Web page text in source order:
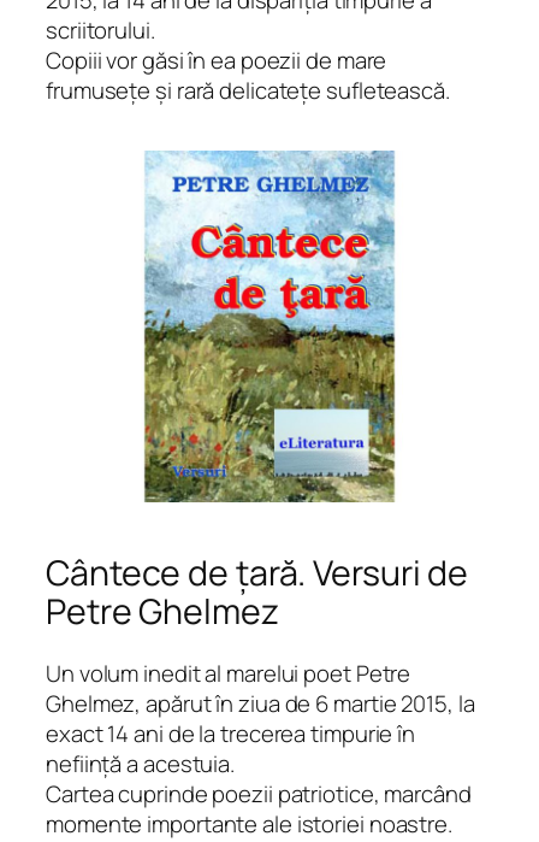
scriitorului.
Copiii vor găsi în ea poezii de mare
frumuseţe şi rară delicateţe sufletească.
Cântece de țară. Versuri de
Petre Ghelmez
Un volum inedit al marelui poet Petre
Ghelmez, apărut în ziua de 6 martie 2015, la
exact 14 ani de la trecerea timpurie în
nefiinţă a acestuia.
Cartea cuprinde poezii patriotice, marcând
momente importante ale istoriei noastre.